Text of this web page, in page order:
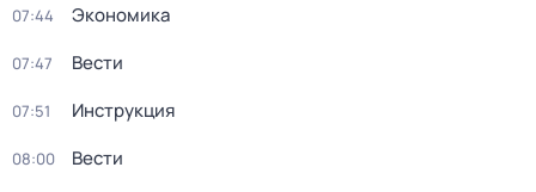
07:44 Экономика
07:47 Вести
07:51 Инструкция
08:00 Вести